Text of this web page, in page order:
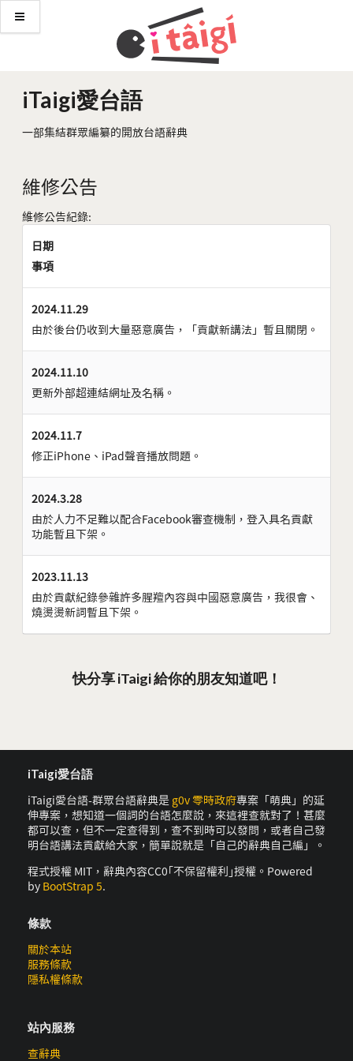
iTaigi愛台語
一部集結群眾編纂的開放台語辭典
維修公告
維修公告紀錄:
日期
事項
2024.11.29
由於後台仍收到大量惡意廣告，「貢獻新講法」暫且關閉。
2024.11.10
更新外部超連結網址及名稱。
2024.11.7
修正iPhone、iPad聲音播放問題。
2024.3.28
由於人力不足難以配合Facebook審查機制，登入具名貢獻
功能暫且下架。
2023.11.13
由於貢獻紀錄參雜許多腥羶內容與中國惡意廣告，我很會、
燒燙燙新詞暫且下架。
快分享 iTaigi 給你的朋友知道吧！
iTaigi愛台語
iTaigi愛台語-群眾台語辭典是 g0v 零時政府專案「萌典」的延
伸專案，想知道一個詞的台語怎麼說，來這裡查就對了！甚麼
都可以查，但不一定查得到，查不到時可以發問，或者自己發
明台語講法貢獻給大家，簡單說就是「自己的辭典自己編」。
程式授權 MIT，辭典內容CC0｢不保留權利｣授權。Powered
by BootStrap 5.
條款
關於本站
服務條款
隱私權條款
站內服務
查辭典